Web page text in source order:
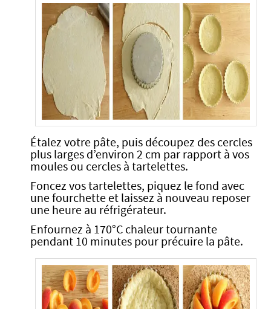
Étalez votre pâte, puis découpez des cercles
plus larges d’environ 2 cm par rapport à vos
moules ou cercles à tartelettes.
Foncez vos tartelettes, piquez le fond avec
une fourchette et laissez à nouveau reposer
une heure au réfrigérateur.
Enfournez à 170°C chaleur tournante
pendant 10 minutes pour précuire la pâte.